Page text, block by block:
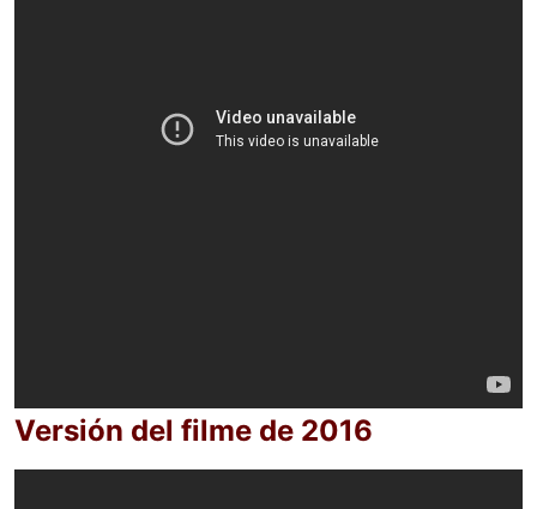
Versión del filme de 2016